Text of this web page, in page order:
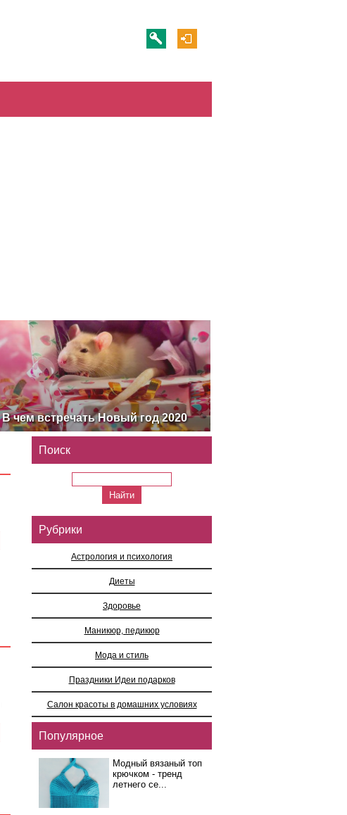
В чем встречать Новый год 2020
Поиск
Рубрики
Астрология и психология
Диеты
Здоровье
Маникюр, педикюр
Мода и стиль
Праздники Идеи подарков
Салон красоты в домашних условиях
Популярное
Модный вязаный топ
крючком - тренд
летнего се...